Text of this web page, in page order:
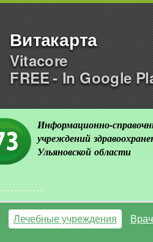
Витакарта
Vitacore
FREE - In Google
Информационно-
учреждений
Ульяновской области
Лечебные учреждения